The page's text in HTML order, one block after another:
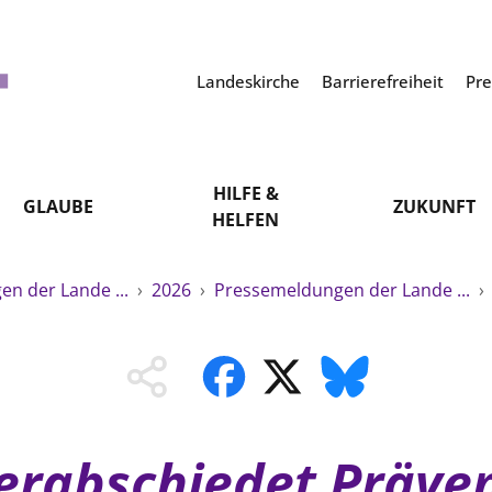
Landeskirche Barrierefreiheit
GLAUBE
HILFE &
HELFEN
ZUKUNFT
der Lande ... › 2026 › Pressemeldungen der Lande ... ›